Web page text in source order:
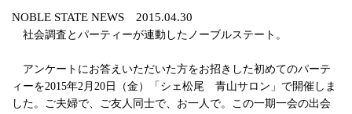
NOBLE STATE NEWS 2015.04.30
社会調査とパーティーが連動したノーブルステート。
アンケートにお答えいただいた方をお招きした初めてのパーテ
ィーを2015年2月20日（金）「シェ松尾 青山サロン」で開催しま
した。ご夫婦で、ご友人同士で、お一人で。この一期一会の出会